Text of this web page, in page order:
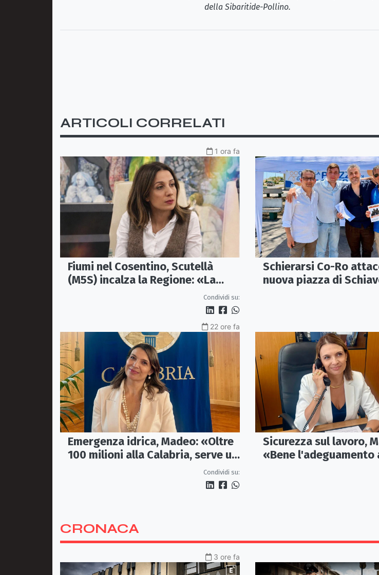
della Sibaritide-Pollino.
ARTICOLI CORRELATI
1 ora fa
Fiumi nel Cosentino, Scutellà
(M5S) incalza la Regione: «La
prevenzione si faccia prima delle
Condividi su:
Schierarsi Co-Ro
nuova piazza di
«Bella, ma parcheggi
22 ore fa
Emergenza idrica, Madeo: «Oltre
100 milioni alla Calabria, serve un
Condividi su:
Sicurezza sul lavoro,
«Bene l'adeguamento
normativa nazionale,
CRONACA
3 ore fa